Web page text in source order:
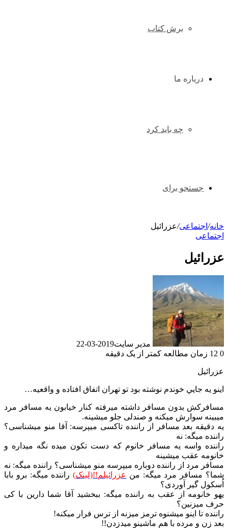
برش کتاب
درباره ما
چه باید کرد
جستجو برای
خانه/ اجتماعی/عزرائیل
اجتماعی
عزرائیل
مدیر سایت2019-03-22
0
زمان مطالعه کمتر از یک دقیقه
عزرائیل
اينو يه جايي خوندم نوشته بود تو تهران اتفاق افتاده و واقعيه…
مسافرکش بدون مسافر داشته میرفته کنار خیابون یه مسافر مرد
میبینه سوارش میکنه و صندلی جلو میشینه.
یه دقیقه بعد مسافر از راننده تاکسی میپرسه: آقا منو میشناسی؟
راننده میگه: نه
راننده واسه یه مسافر خانوم که دست تکون میده نگه میداره و
خانومه عقب میشینه
مسافر مرد از راننده دوباره میپرسه منو میشناسی؟ راننده میگه: نه
شما؟ مسافر مرد میگه: من عزرائیلم!!(لینک)راننده میگه: برو بابا
اُسکول گیر آوردی؟
یهو خانومه از عقب به راننده میگه: ببخشید آقا شما دارین با کی
حرف میزنین؟
راننده تا اینو میشنوه ترمز میزنه از ترس فرار میکنه!
بعد زن و مرده با هم ماشینو میدزدن!!